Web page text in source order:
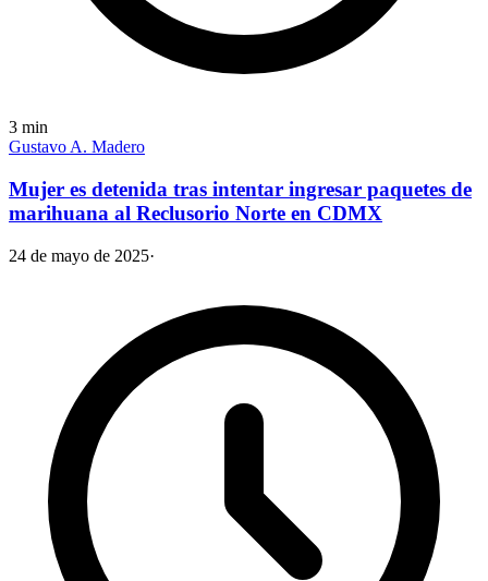
3 min
Gustavo A. Madero
Mujer es detenida tras intentar ingresar paquetes de
marihuana al Reclusorio Norte en CDMX
24 de mayo de 2025·